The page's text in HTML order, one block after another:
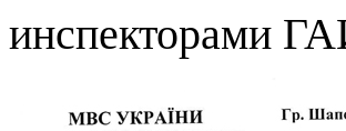
инспекторами